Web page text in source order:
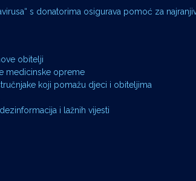
s donatorima osigurava pomoć za
obitelji
medicinske opreme
koji pomažu djeci i obiteljima
i lažnih vijesti